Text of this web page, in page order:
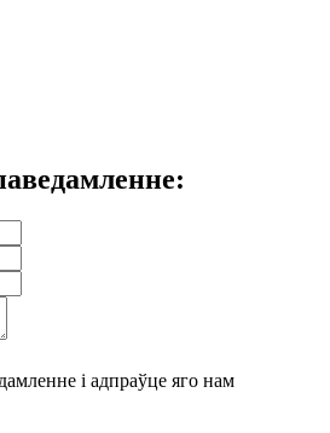
і адпраўце яго нам